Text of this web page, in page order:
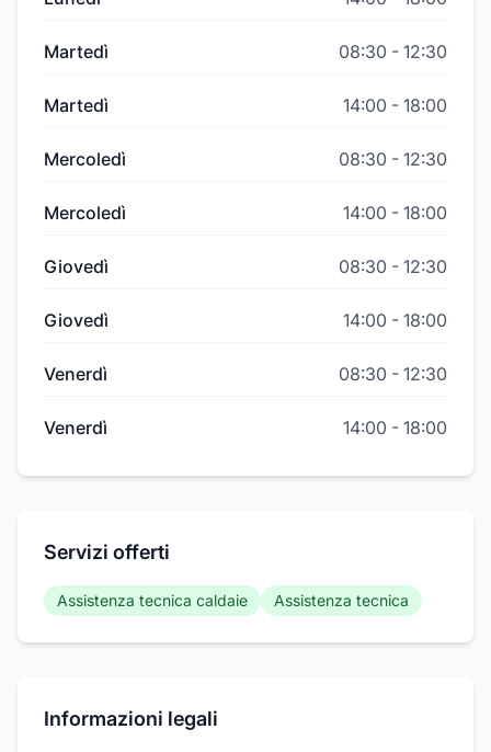
Martedì 08:30 - 12:30
Martedì 14:00 - 18:00
Mercoledì 08:30 - 12:30
Mercoledì 14:00 - 18:00
Giovedì 08:30 - 12:30
Giovedì 14:00 - 18:00
Venerdì 08:30 - 12:30
Venerdì 14:00 - 18:00
Servizi offerti
Assistenza tecnica caldaie Assistenza tecnica
Informazioni legali